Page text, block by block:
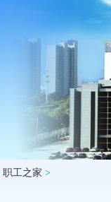
职工之家 >